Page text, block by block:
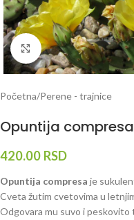
Klknite da uvećate
Početna/Perene - trajnice
Opuntija compresa
420.00 RSD
Opuntija compresa je
Cveta žutim cvetovima u
Odgovara mu suvo i peskovito